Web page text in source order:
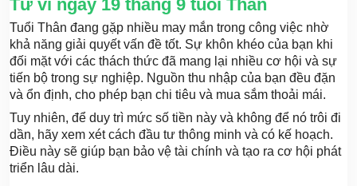
Tử vi ngày 19 tháng 9 tuổi Thân
Tuổi Thân đang gặp nhiều may mắn trong công việc nhờ
khả năng giải quyết vấn đề tốt. Sự khôn khéo của bạn khi
đối mặt với các thách thức đã mang lại nhiều cơ hội và sự
tiến bộ trong sự nghiệp. Nguồn thu nhập của bạn đều đặn
và ổn định, cho phép bạn chi tiêu và mua sắm thoải mái.
Tuy nhiên, để duy trì mức số tiền này và không để nó trôi đi
dần, hãy xem xét cách đầu tư thông minh và có kế hoạch.
Điều này sẽ giúp bạn bảo vệ tài chính và tạo ra cơ hội phát
triển lâu dài.